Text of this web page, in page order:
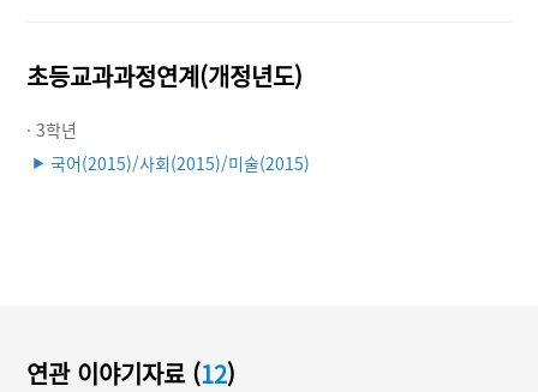
초등교과과정연계(개정년도)
· 3학년
▶ 국어(2015)/사회(2015)/미술(2015)
연관 이야기자료 (12)